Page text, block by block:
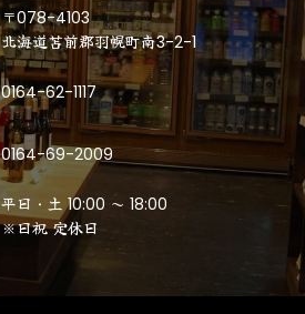
〒078-4103
北海道苫前郡羽幌町南3-2-1
0164-62-1117
0164-69-2009
平日・土 10:00 ～ 18:00
※日祝 定休日